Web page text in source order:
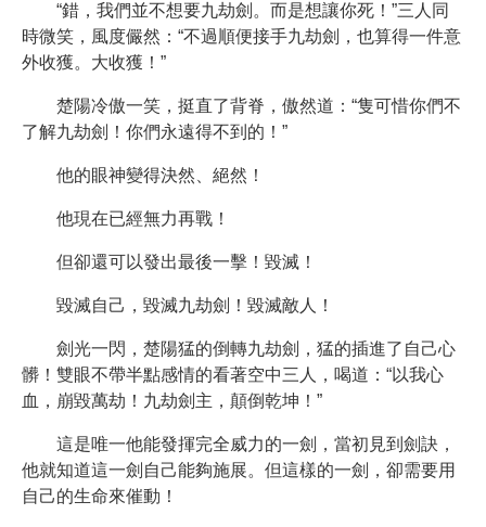
“錯，我們並不想要九劫劍。而是想讓你死！”三人同
時微笑，風度儼然：“不過順便接手九劫劍，也算得一件意
外收獲。大收獲！”
楚陽冷傲一笑，挺直了背脊，傲然道：“隻可惜你們不
了解九劫劍！你們永遠得不到的！”
他的眼神變得決然、絕然！
他現在已經無力再戰！
但卻還可以發出最後一擊！毀滅！
毀滅自己，毀滅九劫劍！毀滅敵人！
劍光一閃，楚陽猛的倒轉九劫劍，猛的插進了自己心
髒！雙眼不帶半點感情的看著空中三人，喝道：“以我心
血，崩毀萬劫！九劫劍主，顛倒乾坤！”
這是唯一他能發揮完全威力的一劍，當初見到劍訣，
他就知道這一劍自己能夠施展。但這樣的一劍，卻需要用
自己的生命來催動！